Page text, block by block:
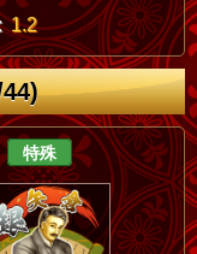
1.2
特殊